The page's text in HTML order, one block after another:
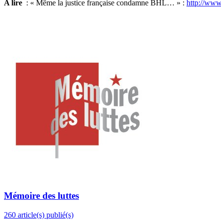
A lire : « Même la justice française condamne BHL… » : http://
Mémoire des luttes
260 article(s) publié(s)